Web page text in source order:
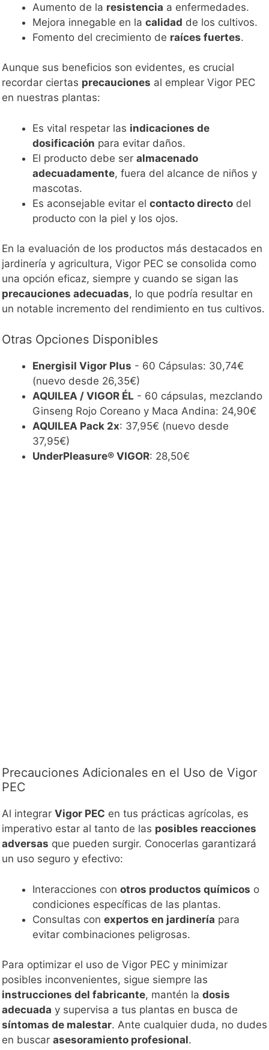
Aumento de la resistencia a enfermedades.
Mejora innegable en la calidad de los cultivos.
Fomento del crecimiento de raíces fuertes.
Aunque sus beneficios son evidentes, es crucial
recordar ciertas precauciones al emplear Vigor PEC
en nuestras plantas:
Es vital respetar las indicaciones de
dosificación para evitar daños.
El producto debe ser almacenado
adecuadamente, fuera del alcance de niños y
mascotas.
Es aconsejable evitar el contacto directo del
producto con la piel y los ojos.
En la evaluación de los productos más destacados en
jardinería y agricultura, Vigor PEC se consolida como
una opción eficaz, siempre y cuando se sigan las
precauciones adecuadas, lo que podría resultar en
un notable incremento del rendimiento en tus cultivos.
Otras Opciones Disponibles
Energisil Vigor Plus - 60 Cápsulas: 30,74€
(nuevo desde 26,35€)
AQUILEA / VIGOR ÉL - 60 cápsulas, mezclando
Ginseng Rojo Coreano y Maca Andina: 24,90€
AQUILEA Pack 2x: 37,95€ (nuevo desde
37,95€)
UnderPleasure® VIGOR: 28,50€
Precauciones Adicionales en el Uso de Vigor
PEC
Al integrar Vigor PEC en tus prácticas agrícolas, es
imperativo estar al tanto de las posibles reacciones
adversas que pueden surgir. Conocerlas garantizará
un uso seguro y efectivo:
Interacciones con otros productos químicos o
condiciones específicas de las plantas.
Consultas con expertos en jardinería para
evitar combinaciones peligrosas.
Para optimizar el uso de Vigor PEC y minimizar
posibles inconvenientes, sigue siempre las
instrucciones del fabricante, mantén la dosis
adecuada y supervisa a tus plantas en busca de
síntomas de malestar. Ante cualquier duda, no dudes
en buscar asesoramiento profesional.